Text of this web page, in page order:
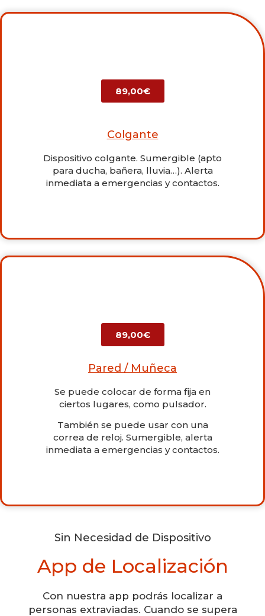
89,00€
Colgante
Dispositivo colgante. Sumergible (apto
para ducha, bañera, lluvia…). Alerta
inmediata a emergencias y contactos.
89,00€
Pared / Muñeca
Se puede colocar de forma fija en
ciertos lugares, como pulsador.
También se puede usar con una
correa de reloj. Sumergible, alerta
inmediata a emergencias y contactos.
Sin Necesidad de Dispositivo
App de Localización
Con nuestra app podrás localizar a
personas extraviadas. Cuando se supera